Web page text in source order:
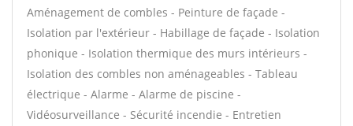
Aménagement de combles - Peinture de façade -
Isolation par l'extérieur - Habillage de façade - Isolation
phonique - Isolation thermique des murs intérieurs -
Isolation des combles non aménageables - Tableau
électrique - Alarme - Alarme de piscine -
Vidéosurveillance - Sécurité incendie - Entretien